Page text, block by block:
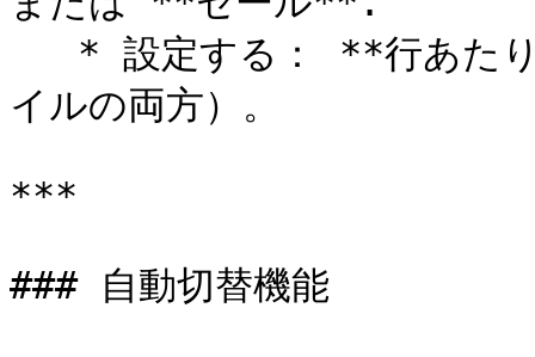
イルの両方）。
***
### 自動切替機能